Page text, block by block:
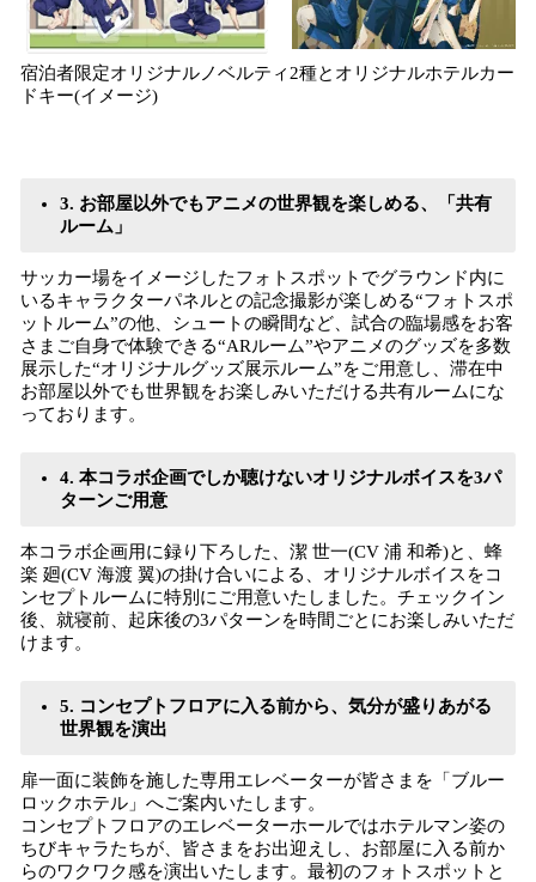
宿泊者限定オリジナルノベルティ2種とオリジナルホテルカー
ドキー(イメージ)
3. お部屋以外でもアニメの世界観を楽しめる、「共有
ルーム」
サッカー場をイメージしたフォトスポットでグラウンド内に
いるキャラクターパネルとの記念撮影が楽しめる“フォトスポ
ットルーム”の他、シュートの瞬間など、試合の臨場感をお客
さまご自身で体験できる“ARルーム”やアニメのグッズを多数
展示した“オリジナルグッズ展示ルーム”をご用意し、滞在中
お部屋以外でも世界観をお楽しみいただける共有ルームにな
っております。
4. 本コラボ企画でしか聴けないオリジナルボイスを3パ
ターンご用意
本コラボ企画用に録り下ろした、潔 世一(CV 浦 和希)と、蜂
楽 廻(CV 海渡 翼)の掛け合いによる、オリジナルボイスをコ
ンセプトルームに特別にご用意いたしました。チェックイン
後、就寝前、起床後の3パターンを時間ごとにお楽しみいただ
けます。
5. コンセプトフロアに入る前から、気分が盛りあがる
世界観を演出
扉一面に装飾を施した専用エレベーターが皆さまを「ブルー
ロックホテル」へご案内いたします。
コンセプトフロアのエレベーターホールではホテルマン姿の
ちびキャラたちが、皆さまをお出迎えし、お部屋に入る前か
らのワクワク感を演出いたします。最初のフォトスポットと